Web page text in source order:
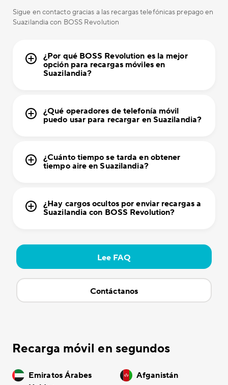
Sigue en contacto gracias a las recargas telefónicas prepago en
Suazilandia con BOSS Revolution
¿Por qué BOSS Revolution es la mejor
opción para recargas móviles en
Suazilandia?
¿Qué operadores de telefonía móvil
puedo usar para recargar en Suazilandia?
¿Cuánto tiempo se tarda en obtener
tiempo aire en Suazilandia?
¿Hay cargos ocultos por enviar recargas a
Suazilandia con BOSS Revolution?
Lee FAQ
Contáctanos
Recarga móvil en segundos
Emiratos Árabes
Afganistán